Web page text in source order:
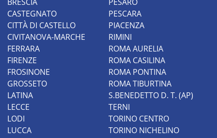
Veicoli commerciali economici: Giffi
Noleggi ti garantisce furgoni centinati
economici senza compromettere la
qualità del servizio.
Sicurezza e affidabilità: I nostri furgoni
sono regolarmente sottoposti a
manutenzione per assicurare la massima
affidabilità durante ogni viaggio.
Sia che tu abbia bisogno di noleggiare furgoni
per traslochi o per la gestione di trasporti
industriali, con
Giffi Noleggipotrai contare su
una flotta di veicoli commerciali sempre
CASTEGNATO
CITTÀ DI CASTELLO
CIVITANOVA-MARCHE
FERRARA
FIRENZE
FROSINONE
GROSSETO
LATINA
LECCE
LODI
LUCCA
PESCARA
PIACENZA
RIMINI
ROMA AURELIA
ROMA CASILINA
ROMA PONTINA
ROMA TIBURTINA
S.BENEDETTO D. T. (AP)
TERNI
TORINO CENTRO
TORINO NICHELINO